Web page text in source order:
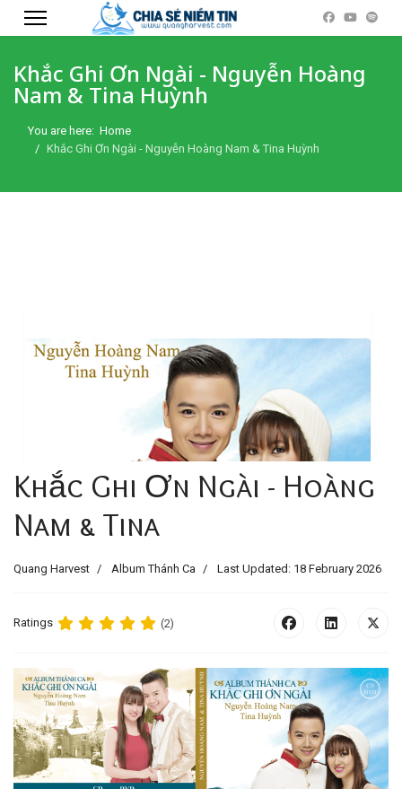
Khắc Ghi Ơn Ngài - Nguyễn Hoàng
Nam & Tina Huỳnh
You are here: Home
Khắc Ghi Ơn Ngài - Nguyễn Hoàng Nam & Tina Huỳnh
Khắc Ghi Ơn Ngài - Hoàng
Nam & Tina
Quang Harvest Album Thánh Ca Last Updated: 18 February 2026
Ratings (2)